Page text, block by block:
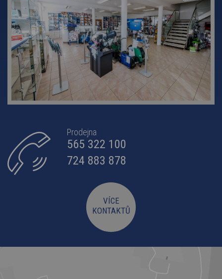
Prodejna
565 322 100
724 883 878
VÍCE
KONTAKTŮ